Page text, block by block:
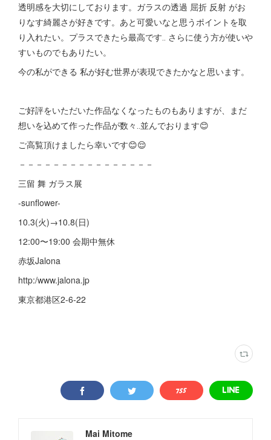
透明感を大切にしております。ガラスの透過 屈折 反射 がお
りなす綺麗さが好きです。あと可愛いなと思うポイントを取
り入れたい。プラスできたら最高です‥ さらに使う方が使いや
すいものでもありたい。
今の私ができる 私が好む世界が表現できたかなと思います。
ご好評をいただいた作品なくなったものもありますが、まだ
想いを込めて作った作品が数々‥並んでおります😊
ご高覧頂けましたら幸いです😊😌
－－－－－－－－－－－－－－－－
三留 舞 ガラス展
-sunflower-
10.3(火)→10.8(日)
12:00〜19:00 会期中無休
赤坂Jalona
http:/www.jalona.jp
東京都港区2-6-22
Mai Mitome